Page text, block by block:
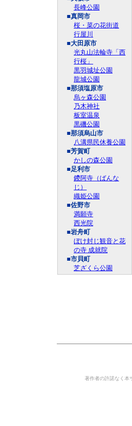
長峰公園
■真岡市
桜・菜の花街道
行屋川
■大田原市
光丸山法輪寺「西
行桜」
黒羽城址公園
龍城公園
■那須塩原市
烏ヶ森公園
乃木神社
板室温泉
黒磯公園
■那須烏山市
八溝県民休養公園
■芳賀町
かしの森公園
■足利市
鑁阿寺（ばんな
じ）
織姫公園
■佐野市
満願寺
西光院
■岩舟町
ぼけ封じ観音と花
の寺 成就院
■市貝町
芝ざくら公園
著作者の許諾なく本